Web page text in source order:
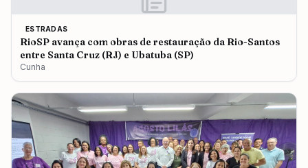
ESTRADAS
RioSP avança com obras de restauração da Rio-Santos
entre Santa Cruz (RJ) e Ubatuba (SP)
Cunha